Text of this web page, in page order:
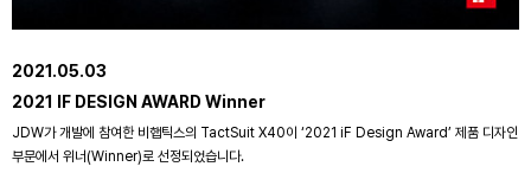
2021.05.03
2021 IF DESIGN AWARD Winner
JDW가 개발에 참여한 비햅틱스의 TactSuit X40이 ‘2021 iF Design Award’ 제품 디자인
부문에서 위너(Winner)로 선정되었습니다.